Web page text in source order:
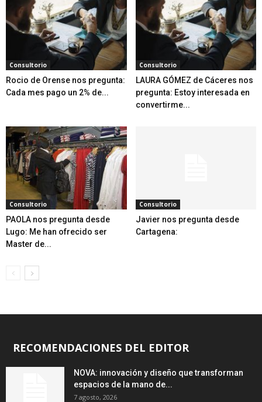
Consultorio
Rocio de Orense nos pregunta:
Cada mes pago un 2% de...
Consultorio
LAURA GÓMEZ de Cáceres nos
pregunta: Estoy interesada en
convertirme...
Consultorio
PAOLA nos pregunta desde
Lugo: Me han ofrecido ser
Master de...
Consultorio
Javier nos pregunta desde
Cartagena:
RECOMENDACIONES DEL EDITOR
NOVA: innovación y diseño que transforman
espacios de la mano de...
7 agosto, 2026